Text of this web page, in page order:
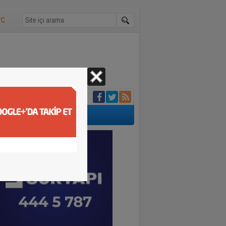
belirlendi
yürekleri